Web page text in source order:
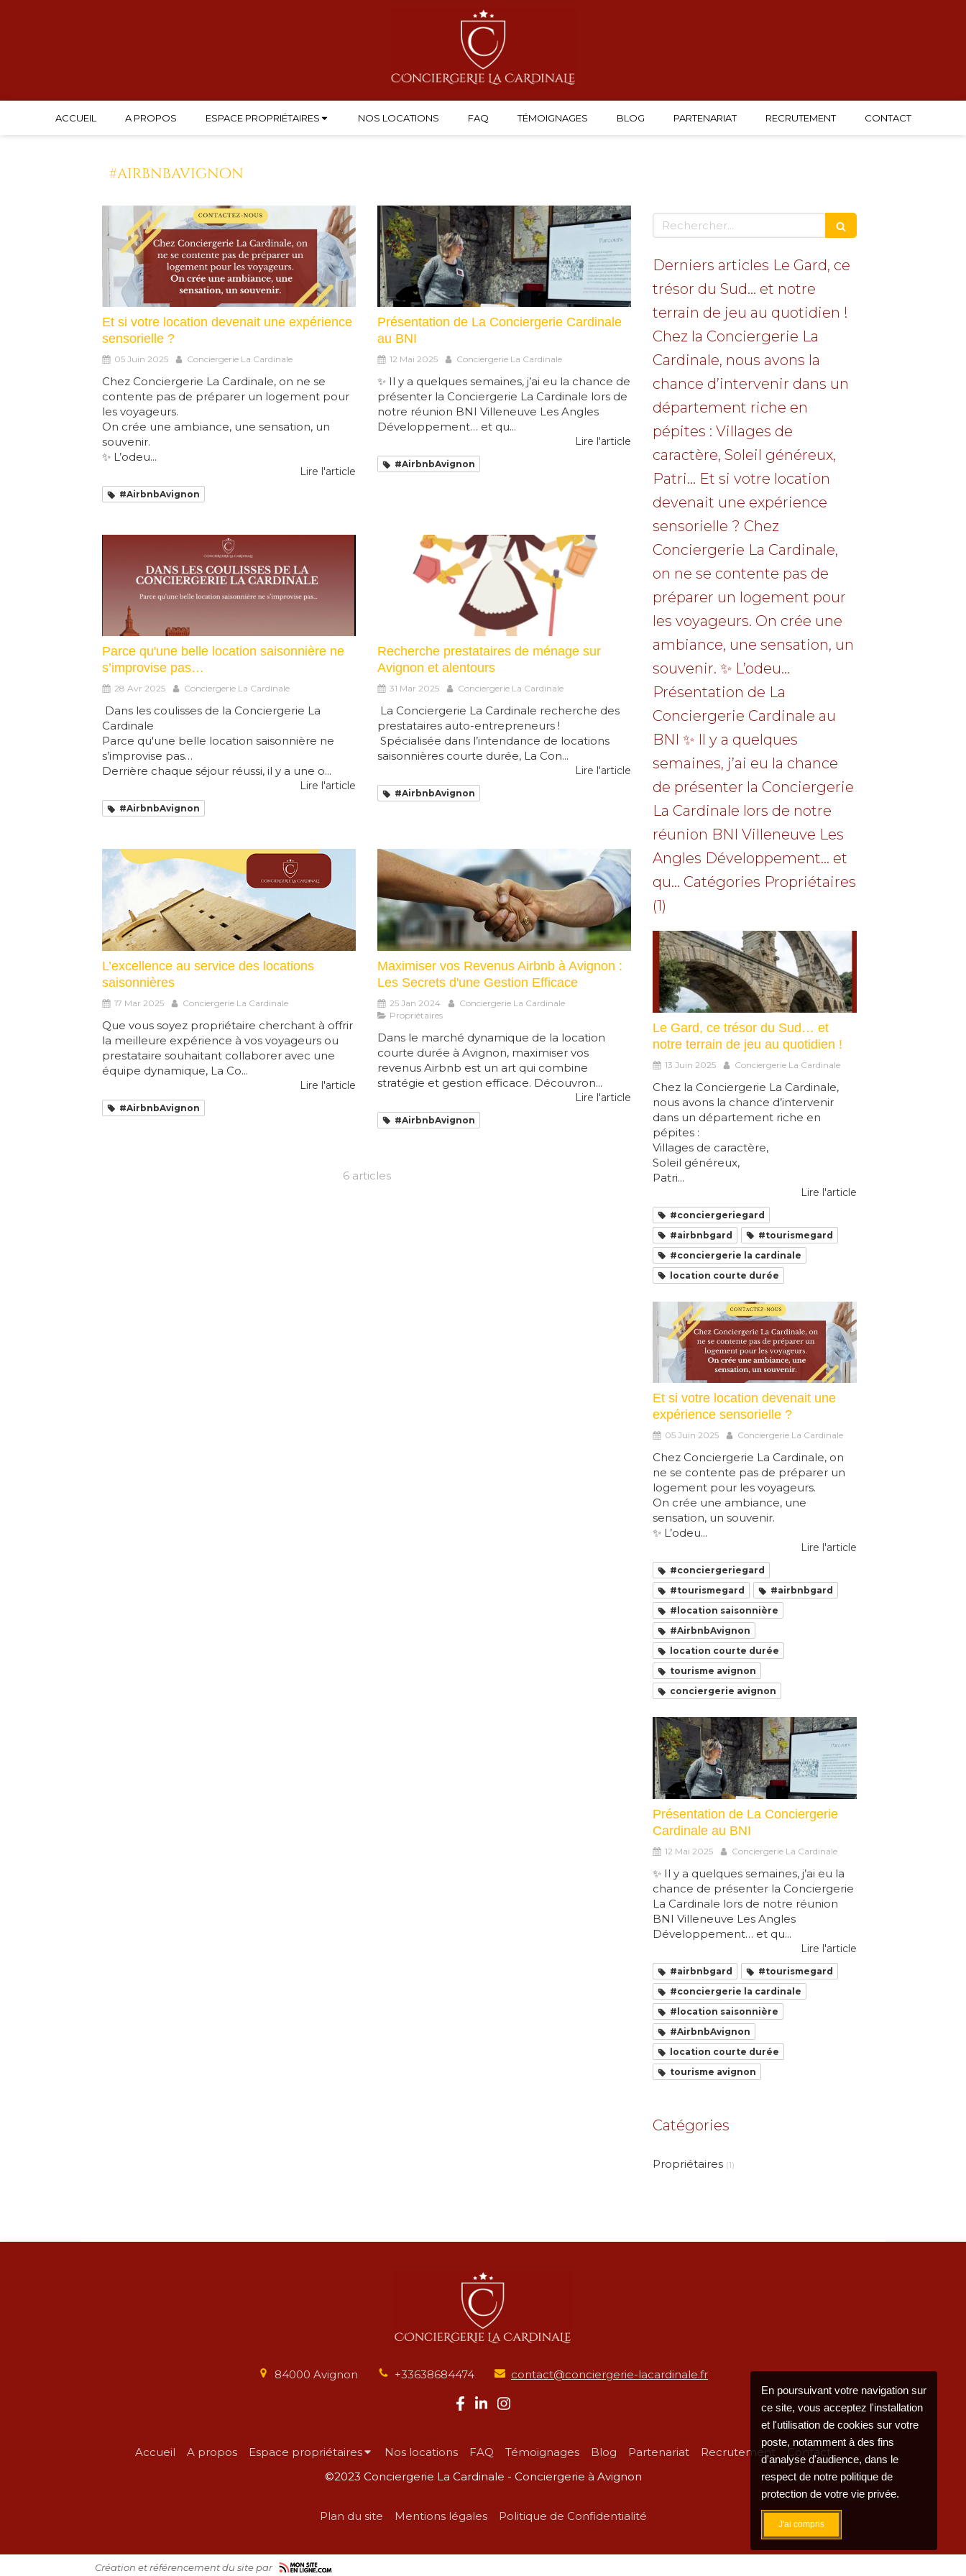
ACCUEIL A PROPOS ESPACE PROPRIÉTAIRES NOS LOCATIONS FAQ TÉMOIGNAGES BLOG PARTENARIAT RECRUTEMENT CONTACT
#airbnbavignon
Et si votre location devenait une expérience
sensorielle ?
05 Juin 2025 Conciergerie La Cardinale
Chez Conciergerie La Cardinale, on ne se
contente pas de préparer un logement pour
les voyageurs.
On crée une ambiance, une sensation, un
souvenir.
✨ L’odeu...
Lire l'article
#AirbnbAvignon
Présentation de La Conciergerie Cardinale
au BNI
12 Mai 2025 Conciergerie La Cardinale
✨ Il y a quelques semaines, j’ai eu la chance de
présenter la Conciergerie La Cardinale lors de
notre réunion BNI Villeneuve Les Angles
Développement… et qu...
Lire l'article
#AirbnbAvignon
Parce qu'une belle location saisonnière ne
s’improvise pas…
28 Avr 2025 Conciergerie La Cardinale
Dans les coulisses de la Conciergerie La
Cardinale
Parce qu'une belle location saisonnière ne
s’improvise pas…
Derrière chaque séjour réussi, il y a une o...
Lire l'article
#AirbnbAvignon
Recherche prestataires de ménage sur
Avignon et alentours
31 Mar 2025 Conciergerie La Cardinale
La Conciergerie La Cardinale recherche des
prestataires auto-entrepreneurs !
Spécialisée dans l’intendance de locations
saisonnières courte durée, La Con...
Lire l'article
#AirbnbAvignon
L’excellence au service des locations
saisonnières
17 Mar 2025 Conciergerie La Cardinale
Que vous soyez propriétaire cherchant à offrir
la meilleure expérience à vos voyageurs ou
prestataire souhaitant collaborer avec une
équipe dynamique, La Co...
Lire l'article
#AirbnbAvignon
Maximiser vos Revenus Airbnb à Avignon :
Les Secrets d'une Gestion Efficace
25 Jan 2024
Conciergerie La Cardinale
Propriétaires
Dans le marché dynamique de la location
courte durée à Avignon, maximiser vos
revenus Airbnb est un art qui combine
stratégie et gestion efficace. Découvron...
Lire l'article
#AirbnbAvignon
6 articles
Rechercher
Derniers articles Le Gard, ce
trésor du Sud… et notre
terrain de jeu au quotidien !
Chez la Conciergerie La
Cardinale, nous avons la
chance d’intervenir dans un
département riche en
pépites : Villages de
caractère, Soleil généreux,
Patri... Et si votre location
devenait une expérience
sensorielle ? Chez
Conciergerie La Cardinale,
on ne se contente pas de
préparer un logement pour
les voyageurs. On crée une
ambiance, une sensation, un
souvenir. ✨ L’odeu...
Présentation de La
Conciergerie Cardinale au
BNI ✨ Il y a quelques
semaines, j’ai eu la chance
de présenter la Conciergerie
La Cardinale lors de notre
réunion BNI Villeneuve Les
Angles Développement… et
qu... Catégories Propriétaires
(1)
Le Gard, ce trésor du Sud… et
notre terrain de jeu au quotidien !
13 Juin 2025 Conciergerie La Cardinale
Chez la Conciergerie La Cardinale,
nous avons la chance d’intervenir
dans un département riche en
pépites :
Villages de caractère,
Soleil généreux,
Patri...
Lire l'article
#conciergeriegard
#airbnbgard
#tourismegard
#conciergerie la cardinale
location courte durée
Et si votre location devenait une
expérience sensorielle ?
05 Juin 2025 Conciergerie La Cardinale
Chez Conciergerie La Cardinale, on
ne se contente pas de préparer un
logement pour les voyageurs.
On crée une ambiance, une
sensation, un souvenir.
✨ L’odeu...
Lire l'article
#conciergeriegard
#tourismegard
#airbnbgard
#location saisonnière
#AirbnbAvignon
location courte durée
tourisme avignon
conciergerie avignon
Présentation de La Conciergerie
Cardinale au BNI
12 Mai 2025 Conciergerie La Cardinale
✨ Il y a quelques semaines, j’ai eu la
chance de présenter la Conciergerie
La Cardinale lors de notre réunion
BNI Villeneuve Les Angles
Développement… et qu...
Lire l'article
#airbnbgard
#tourismegard
#conciergerie la cardinale
#location saisonnière
#AirbnbAvignon
location courte durée
tourisme avignon
Catégories
Propriétaires (1)
84000 Avignon +33638684474 contact@conciergerie-lacardinale.fr
Accueil A propos Espace propriétaires Nos locations FAQ Témoignages Blog Partenariat Recrutement
Contact
©2023 Conciergerie La Cardinale - Conciergerie à Avignon
Plan du site Mentions légales Politique de Confidentialité
Création et référencement du site par
En poursuivant votre navigation sur
ce site, vous acceptez l'installation
et l'utilisation de cookies sur votre
poste, notamment à des fins
d'analyse d'audience, dans le
respect de notre politique de
protection de votre vie privée.
J'ai compris